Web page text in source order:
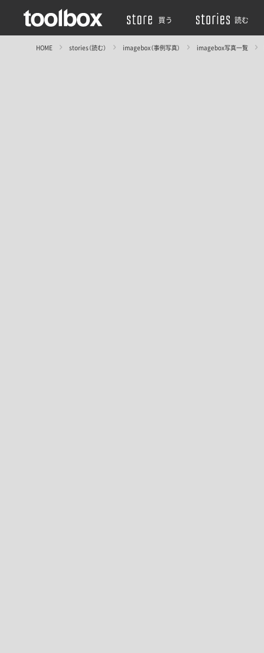
買う 読む
HOME stories（読む） imagebox（事例写真） imagebox写真一覧